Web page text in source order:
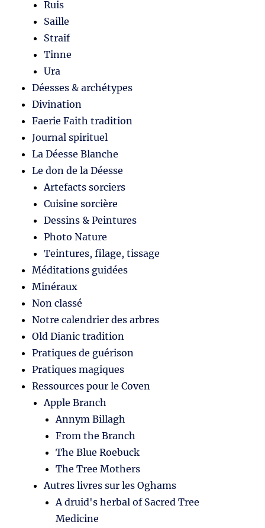
Ruis
Saille
Straif
Tinne
Ura
Déesses & archétypes
Divination
Faerie Faith tradition
Journal spirituel
La Déesse Blanche
Le don de la Déesse
Artefacts sorciers
Cuisine sorcière
Dessins & Peintures
Photo Nature
Teintures, filage, tissage
Méditations guidées
Minéraux
Non classé
Notre calendrier des arbres
Old Dianic tradition
Pratiques de guérison
Pratiques magiques
Ressources pour le Coven
Apple Branch
Annym Billagh
From the Branch
The Blue Roebuck
The Tree Mothers
Autres livres sur les Oghams
A druid's herbal of Sacred Tree
Medicine